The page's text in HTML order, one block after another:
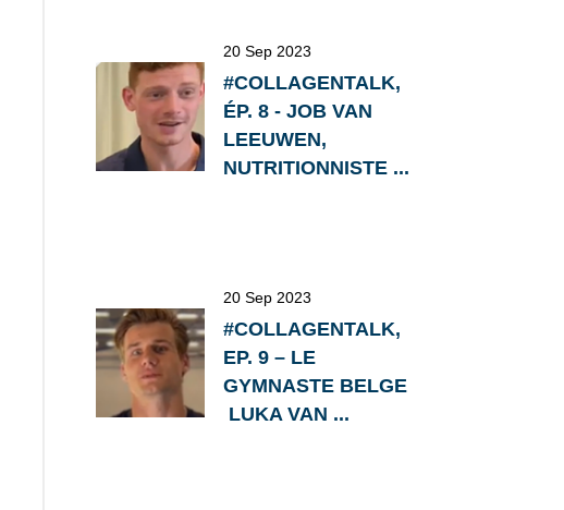
20 Sep 2023
#COLLAGENTALK,
ÉP. 8 - JOB VAN
LEEUWEN,
NUTRITIONNISTE ...
20 Sep 2023
#COLLAGENTALK,
EP. 9 – LE
GYMNASTE BELGE
LUKA VAN ...